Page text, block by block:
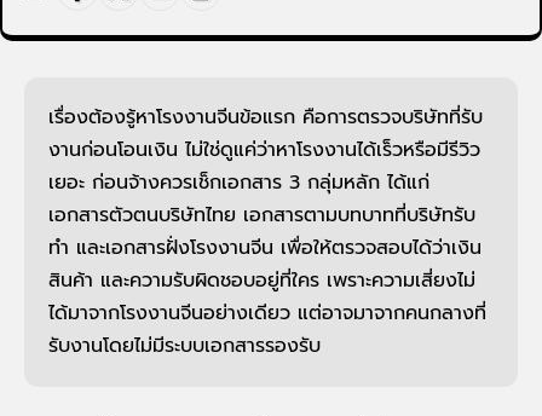
เรื่องต้องรู้หาโรงงานจีนข้อแรก คือการตรวจบริษัทที่รับ
งานก่อนโอนเงิน ไม่ใช่ดูแค่ว่าหาโรงงานได้เร็วหรือมีรีวิว
เยอะ ก่อนจ้างควรเช็กเอกสาร 3 กลุ่มหลัก ได้แก่
เอกสารตัวตนบริษัทไทย เอกสารตามบทบาทที่บริษัทรับ
ทำ และเอกสารฝั่งโรงงานจีน เพื่อให้ตรวจสอบได้ว่าเงิน
สินค้า และความรับผิดชอบอยู่ที่ใคร เพราะความเสี่ยงไม่
ได้มาจากโรงงานจีนอย่างเดียว แต่อาจมาจากคนกลางที่
รับงานโดยไม่มีระบบเอกสารรองรับ